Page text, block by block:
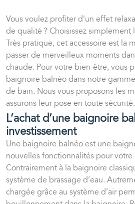
Vous voulez profiter d’un effet
de qualité ? Choisissez simplement
Très pratique, cet accessoire est la
passer de merveilleux moments
chaude. Pour votre bien-être, vous
baignoire balnéo dans notre
de bain. Nous vous proposons les
assurons leur pose en toute sécurité.
L’achat d’une baignoire
investissement
Une baignoire balnéo est une
nouvelles fonctionnalités pour votre
Contrairement à la baignoire
système de brassage d’eau.
chargée grâce au système d’air